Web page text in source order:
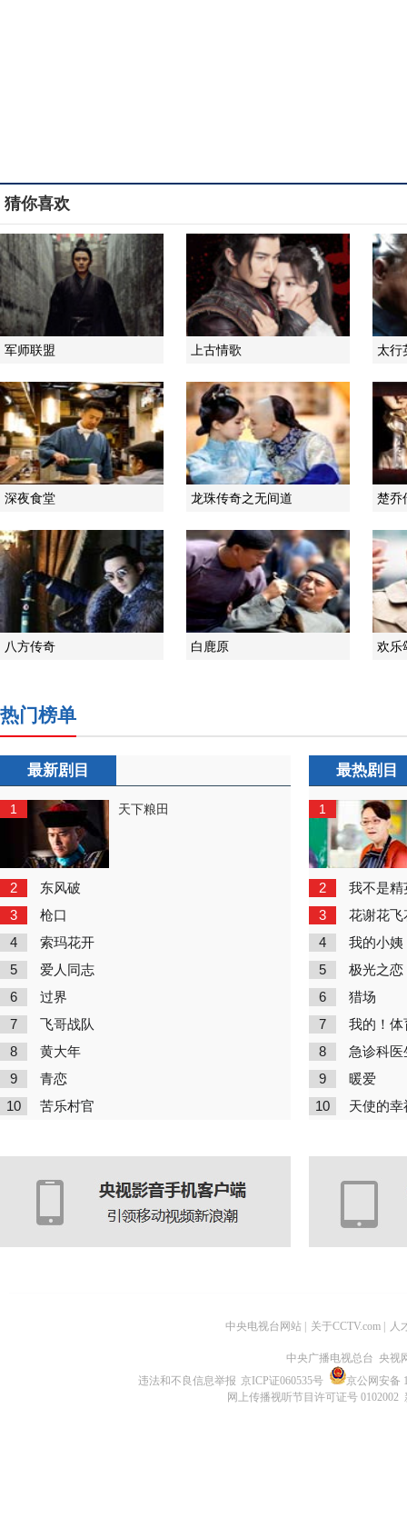
猜你喜欢
军师联盟 上古情歌 太行
深夜食堂 龙珠传奇之无间道 楚乔
八方传奇 白鹿原 欢乐
热门榜单
最新剧目
1 天下粮田
2 东风破
3 枪口
4 索玛花开
5 爱人同志
6 过界
7 飞哥战队
8 黄大年
9 青恋
10 苦乐村官
最热剧目
1
2 我不是精
3 花谢花飞
4 我的小姨
5 极光之恋
6 猎场
7 我的！体
8 急诊科医
9 暖爱
10 天使的幸
中央电视台网站 关于CCTV.com 人
中央广播电视总台 央视
违法和不良信息举报 京ICP证060535号
京公网安备
网上传播视听节目许可证号 0102002